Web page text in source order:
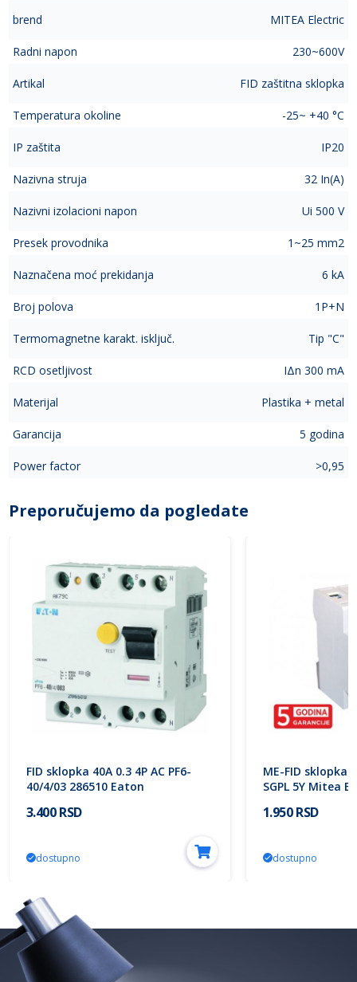
brend MITEA Electric
Radni napon 230~600V
Artikal FID zaštitna sklopka
Temperatura okoline -25~ +40 °C
IP zaštita IP20
Nazivna struja 32 In(A)
Nazivni izolacioni napon Ui 500 V
Presek provodnika 1~25 mm2
Naznačena moć prekidanja 6 kA
Broj polova 1P+N
Termomagnetne karakt. isključ. Tip "C"
RCD osetljivost IΔn 300 mA
Materijal Plastika + metal
Garancija 5 godina
Power factor >0,95
Preporučujemo da pogledate
FID sklopka 40A 0.3 4P AC PF6-
40/4/03 286510 Eaton
3.400 RSD
dostupno
ME-FID sklopka
SGPL 5Y Mitea
1.950 RSD
dostupno